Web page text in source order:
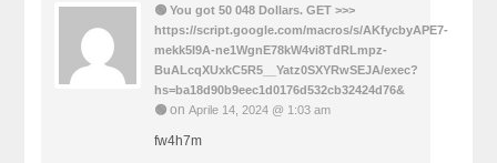
🟢 You got 50 048 Dollars. GЕТ >>>
https://script.google.com/macros/s/AKfycbyAPE7-
mekk5I9A-ne1WgnE78kW4vi8TdRLmpz-
BuALcqXUxkC5R5__Yatz0SXYRwSEJA/exec?
hs=ba18d90b9eec1d0176d532cb32424d76&
🟢 onAprile 14, 2024 @ 1:03 am
fw4h7m